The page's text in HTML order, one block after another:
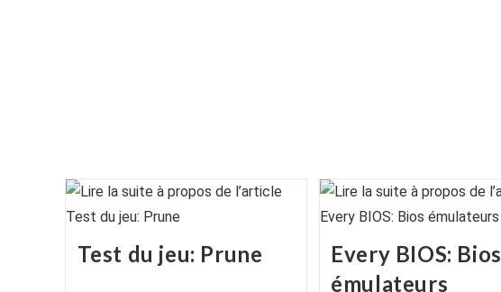
Test du jeu: Prune
Every BIOS: Bios
émulateurs